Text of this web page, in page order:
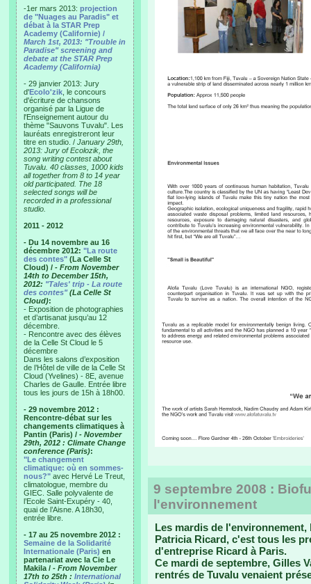
-1er mars 2013: projection
de "Nuages au Paradis" et
débat à la STAR Prep
Academy (Californie) /
March 1st, 2013: "Trouble in
Paradise" screening and
debate at the STAR Prep
Academy (California)
- 29 janvier 2013: Jury
d'Ecolo'zik , le concours
d'écriture de chansons
organisé par la Ligue de
l'Enseignement autour du
thème "Sauvons Tuvalu". Les
lauréats enregistreront leur
titre en studio. / January 29th,
2013: Jury of Ecolozik, the
song writing contest about
Tuvalu. 40 classes, 1000 kids
all together from 8 to 14 year
old participated. The 18
selected songs will be
recorded in a professional
studio.
2011 - 2012
- Du 14 novembre au 16
décembre 2012: "La route
des contes" (La Celle St
Cloud) / - From November
14th to December 15th,
2012: "Tales' trip - La route
des contes"(La Celle St
Cloud):
- Exposition de photographies
et d’artisanat jusqu’au 12
décembre.
- Rencontre avec des élèves
de la Celle St Cloud le 5
décembre
Dans les salons d’exposition
de l’Hôtel de ville de la Celle St
Cloud (Yvelines) - 8E, avenue
Charles de Gaulle. Entrée libre
tous les jours de 15h à 18h00.
- 29 novembre 2012 :
Rencontre-débat sur les
changements climatiques à
Pantin (Paris) / - November
29th, 2012 : Climate Change
conference (Paris):
"Le changement
climatique: où en sommes-
nous?" avec Hervé Le Treut,
climatologue, membre du
GIEC. Salle polyvalente de
l’Ecole Saint-Exupéry - 40,
quai de l’Aisne. A 18h30,
entrée libre.
- 17 au 25 novembre 2012 :
Semaine de la Solidarité
Internationale (Paris) en
partenariat avec la Cie Le
Makila / - From November
17th to 25th : International
9 septembre 2008 :
l'environnement
Les mardis de
Patricia Ricard, c'est tous les
d'entreprise Ricard à Paris.
Ce mardi de septembre, Gilles
rentrés de Tuvalu venaient